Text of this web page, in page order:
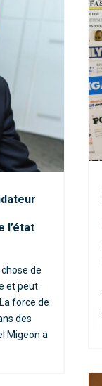
l’état
de
et peut
force de
des
Migeon a